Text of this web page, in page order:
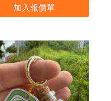
加入報價單